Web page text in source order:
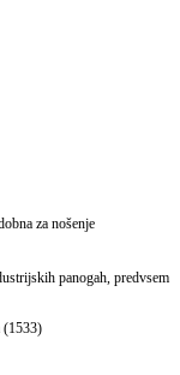
za nošenje
panogah, predvsem
(1533)